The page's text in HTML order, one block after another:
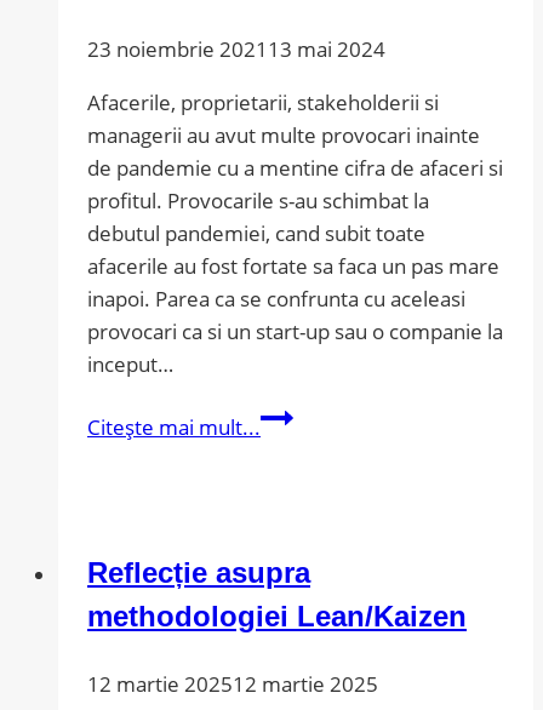
23 noiembrie 2021 13 mai 2024
Afacerile, proprietarii, stakeholderii si
managerii au avut multe provocari inainte
de pandemie cu a mentine cifra de afaceri si
profitul. Provocarile s-au schimbat la
debutul pandemiei, cand subit toate
afacerile au fost fortate sa faca un pas mare
inapoi. Parea ca se confrunta cu aceleasi
provocari ca si un start-up sau o companie la
inceput…
Citește mai mult...Cum
?
Reflecție asupra
methodologiei Lean/Kaizen
12 martie 202512 martie 2025